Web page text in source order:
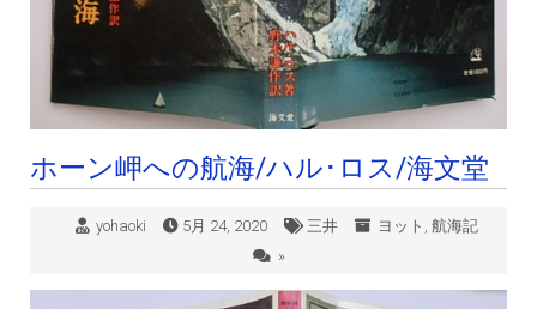
ホーン岬への航海/ハル･ロス/海文堂
yohaoki 5月 24, 2020 三井 ヨット 航海記
»